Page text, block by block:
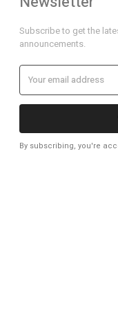
Subscribe to get the
announcements.
By subscribing, you're